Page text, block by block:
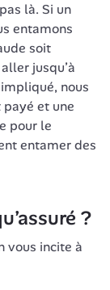
là. Si un
entamons
soit
jusqu’à
nous
et une
pour le
entamer des
?
vous incite à